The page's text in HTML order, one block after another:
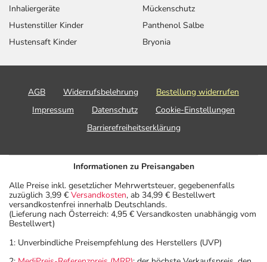
Inhaliergeräte
Hustenstiller Kinder
Hustensaft Kinder
Mückenschutz
Panthenol Salbe
Bryonia
AGB Widerrufsbelehrung
Bestellung widerrufen
Impressum
Datenschutz
Cookie-Einstellungen
Barrierefreiheitserklärung
Informationen zu Preisangaben
Alle Preise inkl. gesetzlicher Mehrwertsteuer, gegebenenfalls
zuzüglich 3,99 € Versandkosten, ab 34,99 € Bestellwert
versandkostenfrei innerhalb Deutschlands.
(Lieferung nach Österreich: 4,95 € Versandkosten unabhängig vom
Bestellwert)
1: Unverbindliche Preisempfehlung des Herstellers (UVP)